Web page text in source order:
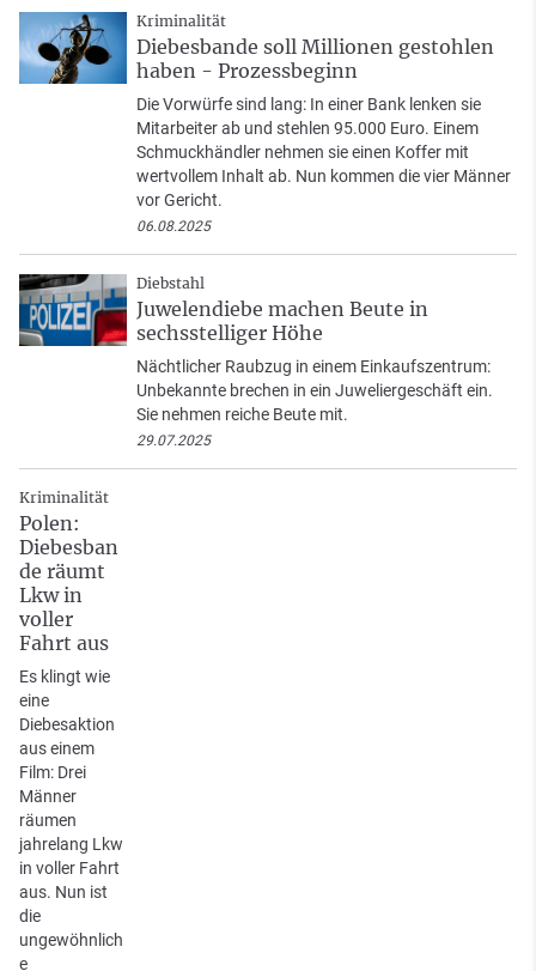
Kriminalität
Diebesbande soll Millionen gestohlen
haben - Prozessbeginn
Die Vorwürfe sind lang: In einer Bank lenken sie
Mitarbeiter ab und stehlen 95.000 Euro. Einem
Schmuckhändler nehmen sie einen Koffer mit
wertvollem Inhalt ab. Nun kommen die vier Männer
vor Gericht.
06.08.2025
Diebstahl
Juwelendiebe machen Beute in
sechsstelliger Höhe
Nächtlicher Raubzug in einem Einkaufszentrum:
Unbekannte brechen in ein Juweliergeschäft ein.
Sie nehmen reiche Beute mit.
29.07.2025
Kriminalität
Polen:
Diebesban
de räumt
Lkw in
voller
Fahrt aus
Es klingt wie
eine
Diebesaktion
aus einem
Film: Drei
Männer
räumen
jahrelang Lkw
in voller Fahrt
aus. Nun ist
die
ungewöhnlich
e